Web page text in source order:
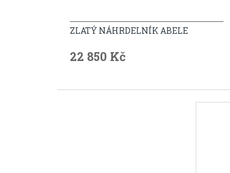
ZLATÝ NÁHRDELNÍK ABELE
22 850 Kč